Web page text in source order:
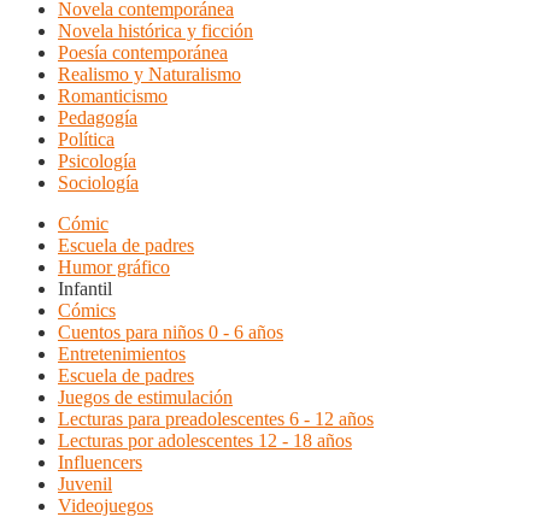
Novela contemporánea
Novela histórica y ficción
Poesía contemporánea
Realismo y Naturalismo
Romanticismo
Pedagogía
Política
Psicología
Sociología
Cómic
Escuela de padres
Humor gráfico
Infantil
Cómics
Cuentos para niños 0 - 6 años
Entretenimientos
Escuela de padres
Juegos de estimulación
Lecturas para preadolescentes 6 - 12 años
Lecturas por adolescentes 12 - 18 años
Influencers
Juvenil
Videojuegos